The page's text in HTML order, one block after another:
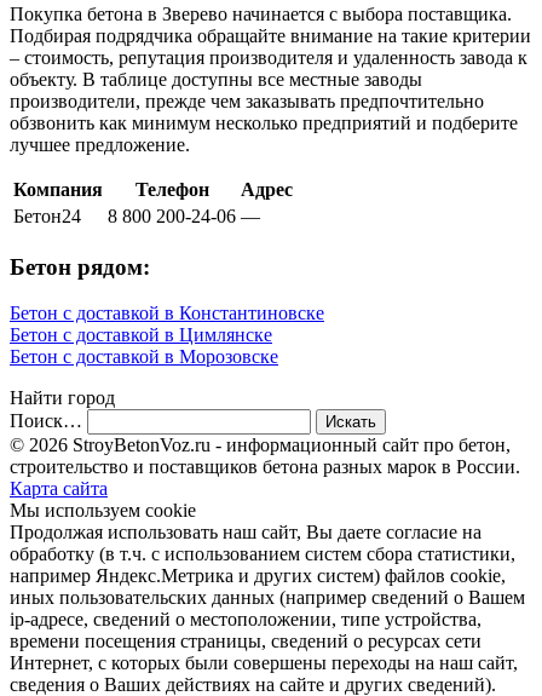
Покупка бетона в Зверево начинается с выбора поставщика.
Подбирая подрядчика обращайте внимание на такие критерии
– стоимость, репутация производителя и удаленность завода к
объекту. В таблице доступны все местные заводы
производители, прежде чем заказывать предпочтительно
обзвонить как минимум несколько предприятий и подберите
лучшее предложение.
Компания Телефон
Адрес
Бетон24
8 800 200-24-06 —
Бетон рядом:
Бетон с доставкой в Константиновске
Бетон с доставкой в Цимлянске
Бетон с доставкой в Морозовске
Найти город
Поиск…
© 2026 StroyBetonVoz.ru - информационный сайт про бетон,
строительство и поставщиков бетона разных марок в России.
Карта сайта
Мы используем cookie
Продолжая использовать наш cайт, Вы даете согласие на
обработку (в т.ч. с использованием систем сбора статистики,
например Яндекс.Метрика и других систем) файлов cookie,
иных пользовательских данных (например сведений о Вашем
ip-адресе, сведений о местоположении, типе устройства,
времени посещения страницы, сведений о ресурсах сети
Интернет, с которых были совершены переходы на наш сайт,
сведения о Ваших действиях на сайте и других сведений).